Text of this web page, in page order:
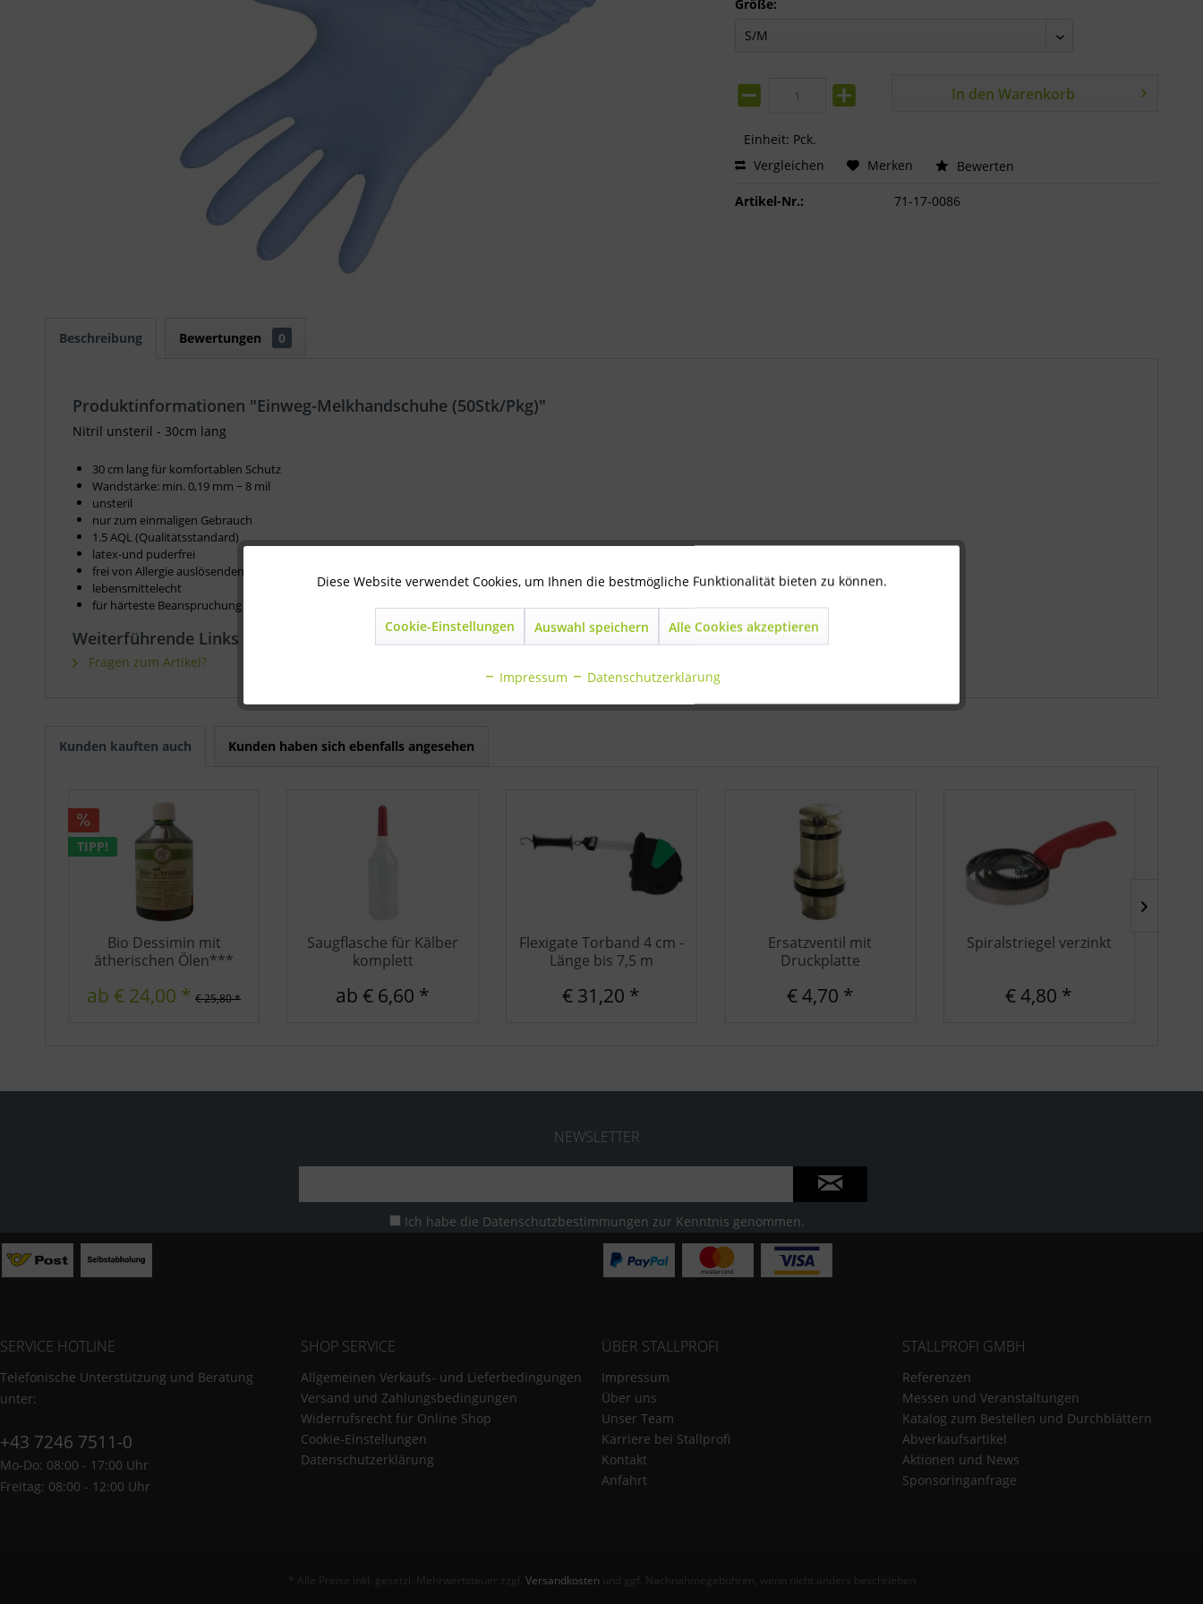
Größe:
Einheit: Pck.
In den Warenkorb
Vergleichen Merken Bewerten
Artikel-Nr.: 71-17-0086
Beschreibung Bewertungen 0
Produktinformationen "Einweg-Melkhandschuhe (50Stk/Pkg)"
Nitril unsteril - 30cm lang
30 cm lang für komfortablen Schutz
Wandstärke: min. 0,19 mm ~ 8 mil
unsteril
nur zum einmaligen Gebrauch
1.5 AQL (Qualitätsstandard)
latex-und puderfrei
frei von Allergie auslösenden Thiuramen, Thiazolen und Latexproteinen
lebensmittelecht
für härteste Beanspruchung
Weiterführende Links zu "Einweg-Melkhandschuhe (50Stk/Pkg)"
Fragen zum Artikel?
Kunden kauften auch Kunden haben sich ebenfalls angesehen
TIPP!
Bio Dessimin mit
ätherischen Ölen***
ab € 24,00 * € 25,80 *
Saugflasche für Kälber
komplett
ab € 6,60 *
Flexigate Torband 4 cm -
Länge bis 7,5 m
€ 31,20 *
Ersatzventil mit
Druckplatte
€ 4,70 *
Spiralstriegel verzinkt
€ 4,80 *
NEWSLETTER
Ich habe die Datenschutzbestimmungen zur Kenntnis genommen.
SERVICE HOTLINE
Telefonische Unterstützung und Beratung
unter:
+43 7246 7511-0
Mo-Do: 08:00 - 17:00 Uhr
Freitag: 08:00 - 12:00 Uhr
SHOP SERVICE
Allgemeinen Verkaufs- und Lieferbedingungen
Versand und Zahlungsbedingungen
Widerrufsrecht für Online Shop
Cookie-Einstellungen
Datenschutzerklärung
ÜBER STALLPROFI
Impressum
Über uns
Unser Team
Karriere bei Stallprofi
Kontakt
Anfahrt
STALLPROFI GMBH
Referenzen
Messen und Veranstaltungen
Katalog zum Bestellen und Durchblättern
Abverkaufsartikel
Aktionen und News
Sponsoringanfrage
* Alle Preise inkl. gesetzl. Mehrwertsteuer zzgl. Versandkostenund ggf. Nachnahmegebühren, wenn nicht anders beschrieben
Technisch notwendig Aktiv
Sonstige
Diese Website verwendet Cookies, um Ihnen die bestmögliche Funktionalität bieten zu können.
Cookie-Einstellungen Auswahl speichern Alle Cookies akzeptieren
Impressum Datenschutzerklärung